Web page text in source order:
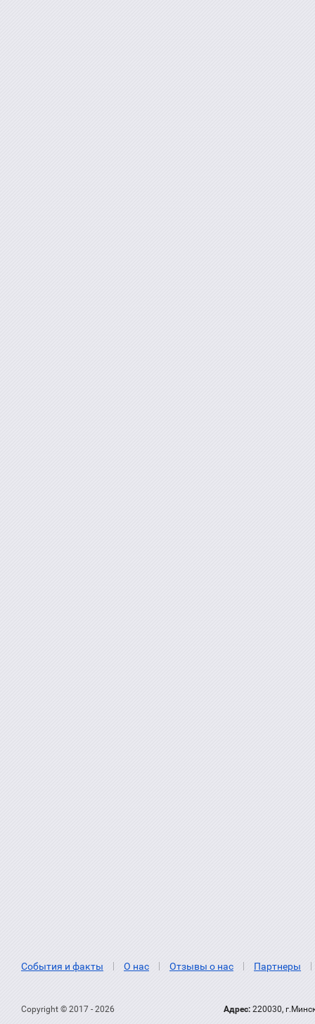
События и факты О нас Отзывы о нас Партнеры
Copyright © 2017 - 2026 Адрес: 220030,